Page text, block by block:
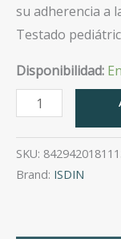
su adherencia a
Testado
Disponibilidad:
Babynaturals
First
Teeth
Gel
SKU:
Brand: ISDIN